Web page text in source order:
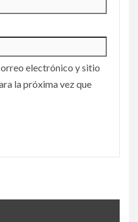
electrónico y sitio
la próxima vez que